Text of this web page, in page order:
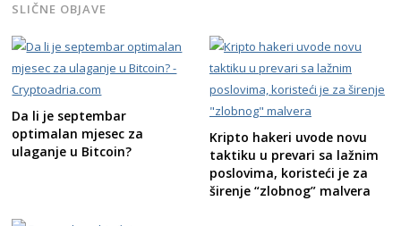
SLIČNE OBJAVE
Da li je septembar
optimalan mjesec za
ulaganje u Bitcoin?
Kripto hakeri uvode novu
taktiku u prevari sa lažnim
poslovima, koristeći je za
širenje “zlobnog” malvera